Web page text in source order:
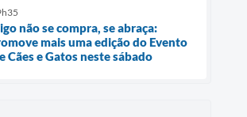
não se compra, se abraça:
mais uma edição do Evento
Cães e Gatos neste sábado